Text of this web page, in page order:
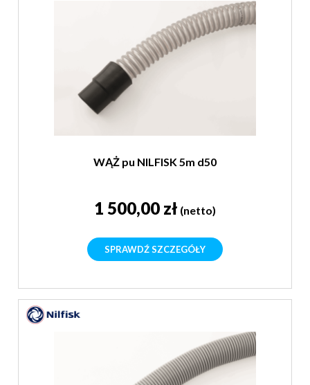
WĄŻ pu NILFISK 5m d50
1 500,00 zł (netto)
SPRAWDŹ SZCZEGÓŁY